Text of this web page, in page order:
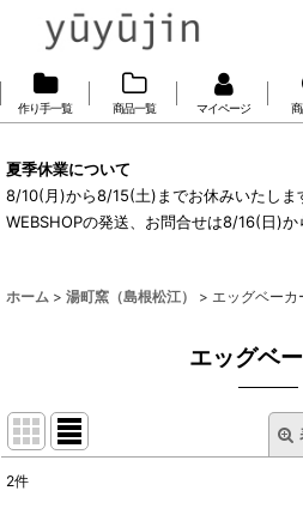
作り手一覧 商品一覧 マイページ
夏季休業について
8/10(月)から8/15(土)までお休みいたしま
WEBSHOPの発送、お問合せは8/16(日)か
ホーム > 湯町窯（島根松江） > エッグベーカ
エッグベ
2件